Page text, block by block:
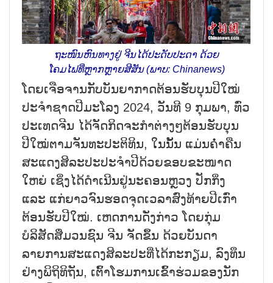
ຖະໜົນຫົນທາງຢູ່ ຈີນໄດ້ປະດັບປະດາ ດ້ວຍ
ໂຄມໄຟທີ່ຫຼາກຫຼາຍສີສັນ (ພາບ: Chinanews)
ໂດຍເຈືອຈານກັບບັນຍາກາດຕ້ອນຮັບບຸນປີໃໝ່
ປະຈຳຊາດປີມະໂລງ 2024, ວັນທີ 9 ກຸມພາ, ທົ່ວ
ປະເທດຈີນ ໄດ້ຈັດກິດຈະກຳຕ່າງໆຕ້ອນຮັບບຸນ
ປີໃໝ່ຕາມຈັນທະປະຕິທິນ, ໃນນັ້ນ ແມ່ນຄ່ຳຄືນ
ສະແດງສິລະປະປະຈຳປີດ້ວຍຂອບຂະໜາດ
ໃຫຍ່ ເຊິ່ງໄດ້ດຳເນີນຢູ່ນະຄອນຫຼວງ ປັກກິ່ງ
ແລະ ແກ່ຍາວຈົນຮອດຈຸດເວລາສົ່ງທ້າຍປີເກົ່າ
ຕ້ອນຮັບປີໃໝ່. ເຫດການດັ່ງກ່າວ ໂດຍກຸ່ມ
ບໍລິສັດສື່ມວນຊົນ ຈີນ ຈັດຂຶ້ນ ດ້ວຍບັນດາ
ລາຍການສະແດງສິລະປະທີ່ໄດ້ກະກຽມ, ລົງທຶນ
ຢ່າງພິຖິທິຖັນ, ເຕົ້າໂຮມການເຂົ້າຮ່ວມຂອງນັກ